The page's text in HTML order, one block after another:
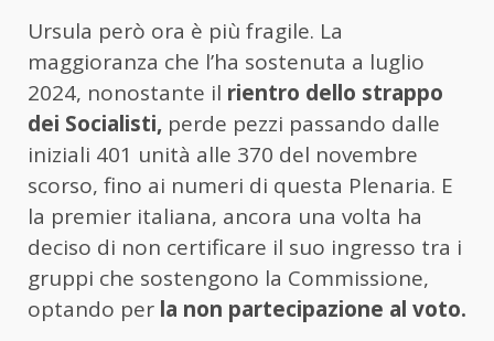
Ursula però ora è più fragile. La
maggioranza che l’ha sostenuta a luglio
2024, nonostante il rientro dello strappo
dei Socialisti, perde pezzi passando dalle
iniziali 401 unità alle 370 del novembre
scorso, fino ai numeri di questa Plenaria. E
la premier italiana, ancora una volta ha
deciso di non certificare il suo ingresso tra i
gruppi che sostengono la Commissione,
optando per la non partecipazione al voto.